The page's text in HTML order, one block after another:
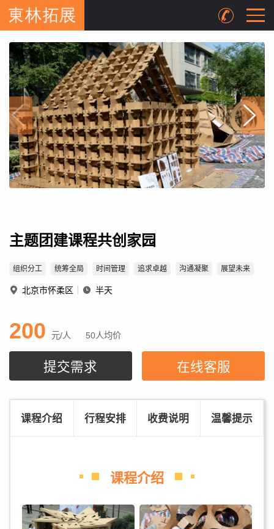
主题团建课程共创家园
组织分工 统筹全局 时间管理 追求卓越 沟通凝聚 展望未来
北京市怀柔区 半天
200 元/人 50人均价
提交需求 在线客服
课程介绍 行程安排 收费说明 温馨提示
课程介绍